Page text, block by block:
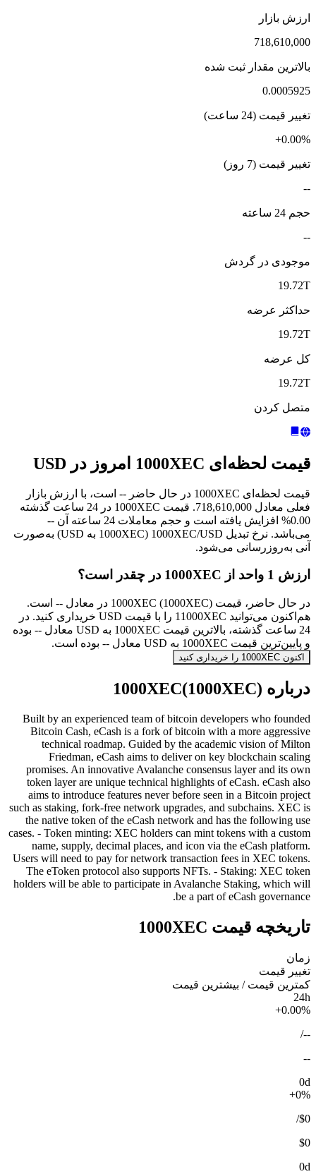
ارزش بازار
718,610,000
بالاترین مقدار ثبت شده
0.0005925
تغییر قیمت (24 ساعت)
+0.00%
تغییر قیمت (7 روز)
--
حجم 24 ساعته
--
موجودی در گردش
19.72T
حداکثر عرضه
19.72T
کل عرضه
19.72T
متصل کردن
قیمت لحظه‌ای 1000XEC امروز در USD
قیمت لحظه‌ای 1000XEC در حال حاضر -- است، با ارزش بازار
فعلی معادل 718,610,000. قیمت 1000XEC در 24 ساعت گذشته
0.00% افزایش یافته است و حجم معاملات 24 ساعته آن --
می‌باشد. نرخ تبدیل 1000XEC/USD (1000XEC به USD) به‌صورت
آنی به‌روزرسانی می‌شود.
ارزش 1 واحد از 1000XEC در چقدر است؟
در حال حاضر، قیمت 1000XEC (1000XEC) در معادل -- است.
هم‌اکنون می‌توانید 11000XEC را با قیمت USD خریداری کنید. در
24 ساعت گذشته، بالاترین قیمت 1000XEC به USD معادل -- بوده
و پایین‌ترین قیمت 1000XEC به USD معادل -- بوده است.
اکنون 1000XEC را خریداری کنید
درباره 1000XEC(1000XEC)
Built by an experienced team of bitcoin developers who founded
Bitcoin Cash, eCash is a fork of bitcoin with a more aggressive
technical roadmap. Guided by the academic vision of Milton
Friedman, eCash aims to deliver on key blockchain scaling
promises. An innovative Avalanche consensus layer and its own
token layer are unique technical highlights of eCash. eCash also
aims to introduce features never before seen in a Bitcoin project
such as staking, fork-free network upgrades, and subchains. XEC is
the native token of the eCash network and has the following use
cases. - Token minting: XEC holders can mint tokens with a custom
name, supply, decimal places, and icon via the eCash platform.
Users will need to pay for network transaction fees in XEC tokens.
The eToken protocol also supports NFTs. - Staking: XEC token
holders will be able to participate in Avalanche Staking, which will
be a part of eCash governance.
تاریخچه قیمت 1000XEC
زمان
تغییر قیمت
کمترین قیمت / بیشترین قیمت
24h
+0.00%
--
/
--
0d
+0%
$0
/
$0
0d